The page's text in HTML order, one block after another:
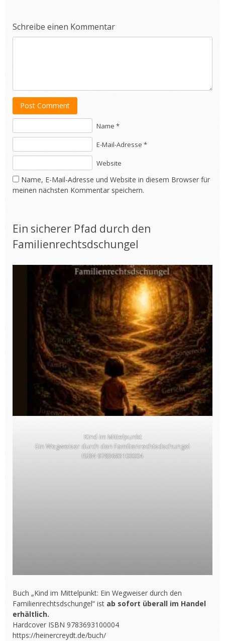
Schreibe einen Kommentar
Post Comment
Name *
E-Mail-Adresse *
Website
Name, E-Mail-Adresse und Website in diesem Browser für
meinen nächsten Kommentar speichern.
Ein sicherer Pfad durch den
Familienrechtsdschungel
Kind im Mittelpunkt
Ein Wegweiser durch den Familienrechtsdschungel
ISBN 9783693100004
Buch „Kind im Mittelpunkt: Ein Wegweiser durch den
Familienrechtsdschungel“ ist ab sofort überall im Handel
erhältlich.
Hardcover ISBN 9783693100004
https://heinercreydt.de/buch/